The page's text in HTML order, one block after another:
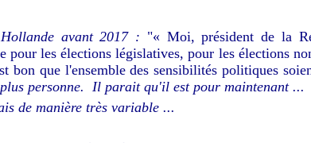
avant 2017 : "« Moi, président de la
pour les élections législatives, pour les élections
bon que l'ensemble des sensibilités politiques
personne. Il parait qu'il est pour maintenant ...
de manière très variable ...